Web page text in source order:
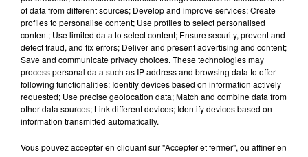
c’est bien évidemment parce qu’il y a de la demande. Du
côté des athlètes forcément, mais aussi des médias. Selon
Pierre-Yves Thouault, c’est beaucoup moins difficile
aujourd’hui de convaincre les médias de retransmettre ce
type de compétitions :
Écouter le podcast
of data from different sources; Develop and improve services; Create
profiles to personalise content; Use profiles to select personalised
content; Use limited data to select content; Ensure security, prevent and
detect fraud, and fix errors; Deliver and present advertising and content;
Save and communicate privacy choices. These technologies may
process personal data such as IP address and browsing data to offer
following functionalities: Identify devices based on information actively
requested; Use precise geolocation data; Match and combine data from
other data sources; Link different devices; Identify devices based on
information transmitted automatically.
Vous pouvez accepter en cliquant sur "Accepter et fermer", ou affiner en